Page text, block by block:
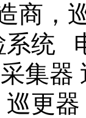
商，
统
集器
更